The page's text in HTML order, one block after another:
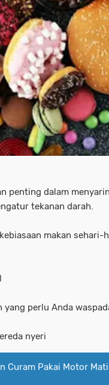
penting dalam
tekanan darah.
makan
perlu Anda
nyeri
Curam Pakai Motor